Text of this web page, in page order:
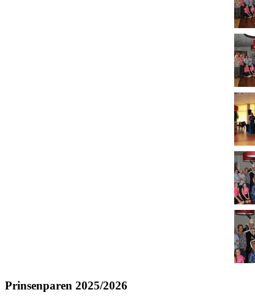
Prinsenparen 2025/2026